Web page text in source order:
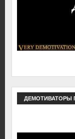
ДЕМОТИВАТОРЫ